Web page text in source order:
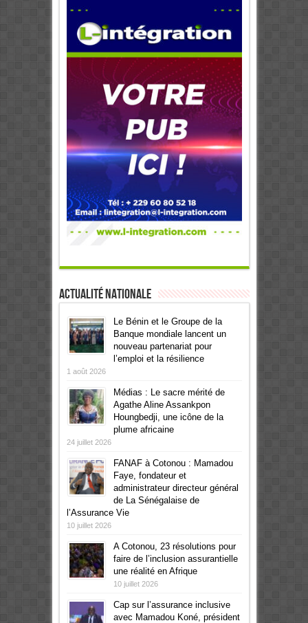
Actualité Nationale
Le Bénin et le Groupe de la
Banque mondiale lancent un
nouveau partenariat pour
l’emploi et la résilience
1 août 2026
Médias : Le sacre mérité de
Agathe Aline Assankpon
Houngbedji, une icône de la
plume africaine
24 juillet 2026
FANAF à Cotonou : Mamadou
Faye, fondateur et
administrateur directeur général
de La Sénégalaise de
l’Assurance Vie
10 juillet 2026
A Cotonou, 23 résolutions pour
faire de l’inclusion assurantielle
une réalité en Afrique
10 juillet 2026
Cap sur l’assurance inclusive
avec Mamadou Koné, président